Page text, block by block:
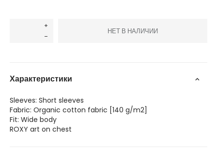
НЕТ В НАЛИЧИИ
Характеристики
Sleeves: Short sleeves
Fabric: Organic cotton fabric [140 g/m2]
Fit: Wide body
ROXY art on chest